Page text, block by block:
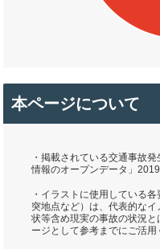
本ページについて
・掲載されている交通事故
情報のオープンデータ」
・イラストに使用している
突地点など）は、代表的な
状等含め現実の事故の状況
ージとして参考までにご活用